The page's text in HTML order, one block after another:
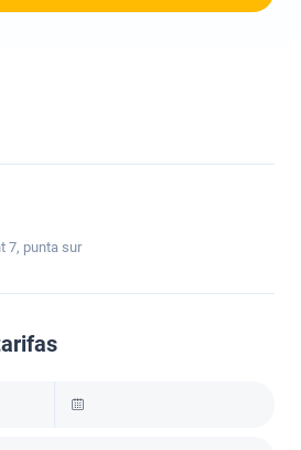
7, punta sur